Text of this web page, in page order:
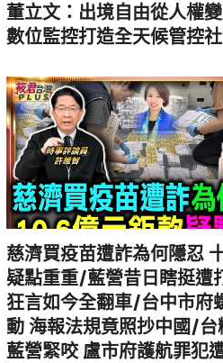
董立文：出境自由從人權
數位監控打造全天候管控
慈濟買疫苗遭詐為何隱忍
疑點重重/藍營昔日瞎挺遭
狂言如今全翻車/台中市府
動 海報法規竟照抄中國/台
藍營緊咬 盧市府護航罪犯